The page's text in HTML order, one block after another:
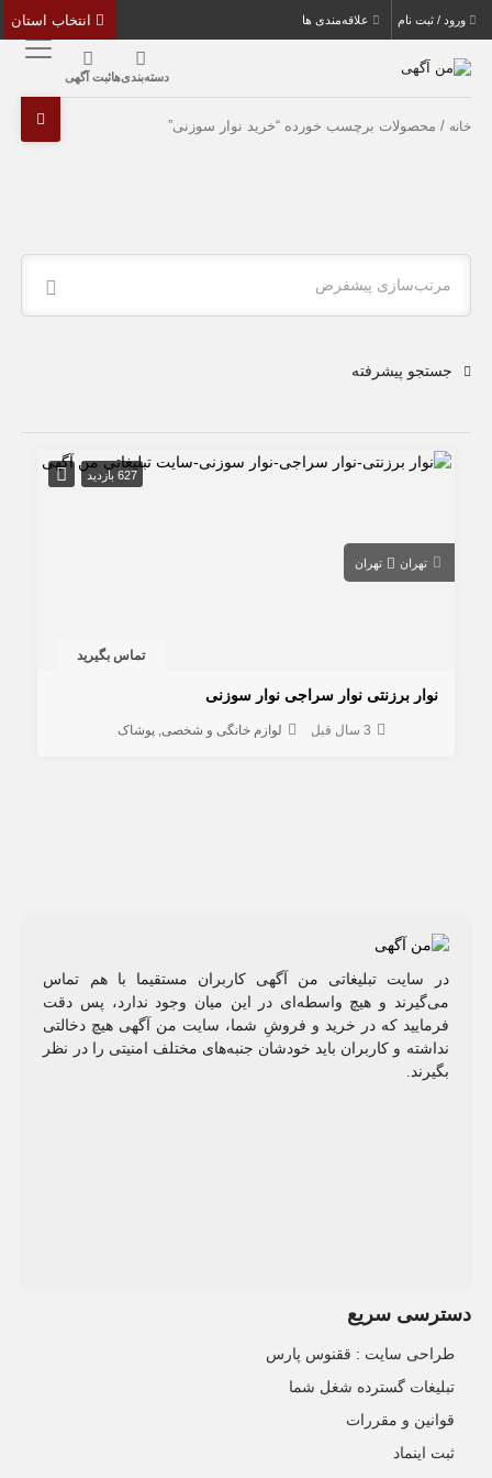
ورود / ثبت نام علاقه‌مندی ها
دسته‌بندی‌هاثبت آگهی
خانه / محصولات برچسب خورده “خرید نوار سوزنی”
مرتب‌سازی پیشفرض
جستجو پیشرفته
627 بازدید
تهران تهران
تماس بگیرید
نوار برزنتی نوار سراجی نوار سوزنی
3 سال قبل لوازم خانگی و شخصی پوشاک
در سایت تبلیغاتی من آگهی کاربران مستقیما با هم تماس
می‌گیرند و هیچ واسطه‌ای در این میان وجود ندارد، پس دقت
فرمایید که در خرید و فروشِ شما، سایت من آگهی هیچ دخالتی
نداشته و کاربران باید خودشان جنبه‌های مختلف امنیتی را در نظر
بگیرند.
دسترسی سریع
طراحی سایت :‌ ققنوس پارس
تبلیغات گسترده شغل شما
قوانین و مقررات
ثبت اینماد